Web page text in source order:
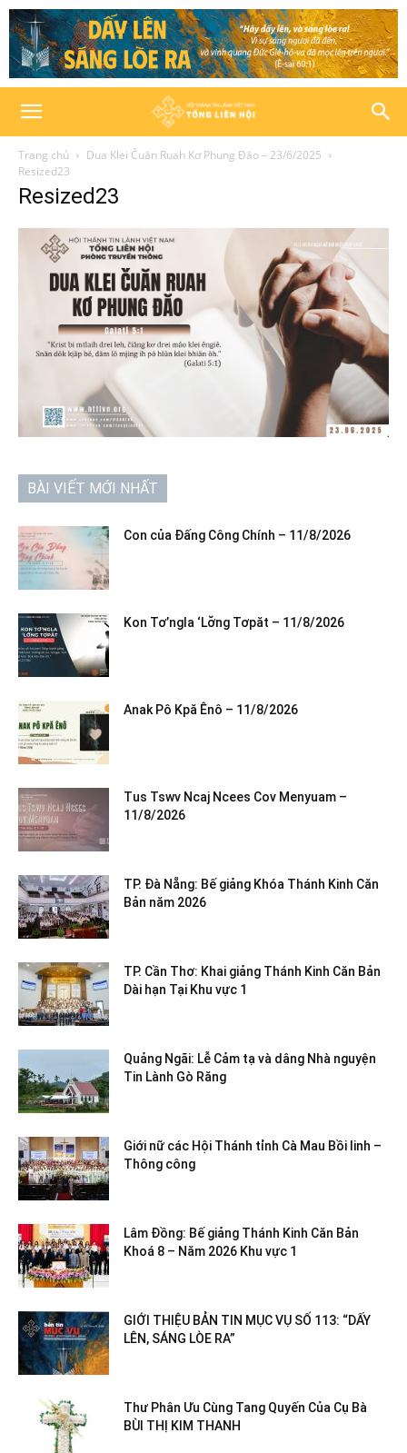
Trang chủ
Dua Klei Čuăn Ruah Kơ Phung Đăo – 23/6/2025
Resized23
Resized23
BÀI VIẾT MỚI NHẤT
Con của Đấng Công Chính – 11/8/2026
Kon Tơ’ngla ‘Lơ̆ng Tơpăt – 11/8/2026
Anak Pô Kpă Ênô – 11/8/2026
Tus Tswv Ncaj Ncees Cov Menyuam –
11/8/2026
TP. Đà Nẵng: Bế giảng Khóa Thánh Kinh Căn
Bản năm 2026
TP. Cần Thơ: Khai giảng Thánh Kinh Căn Bản
Dài hạn Tại Khu vực 1
Quảng Ngãi: Lễ Cảm tạ và dâng Nhà nguyện
Tin Lành Gò Răng
Giới nữ các Hội Thánh tỉnh Cà Mau Bồi linh –
Thông công
Lâm Đồng: Bế giảng Thánh Kinh Căn Bản
Khoá 8 – Năm 2026 Khu vực 1
GIỚI THIỆU BẢN TIN MỤC VỤ SỐ 113: “DẤY
LÊN, SÁNG LÒE RA”
Thư Phân Ưu Cùng Tang Quyến Của Cụ Bà
BÙI THỊ KIM THANH